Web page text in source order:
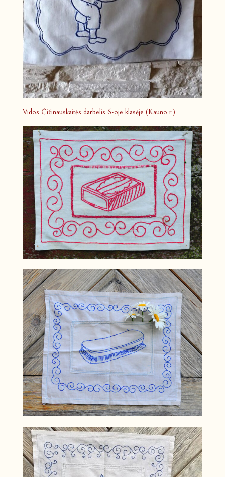
Vidos Čižinauskaitės darbelis 6-oje klasėje (Kauno r.)